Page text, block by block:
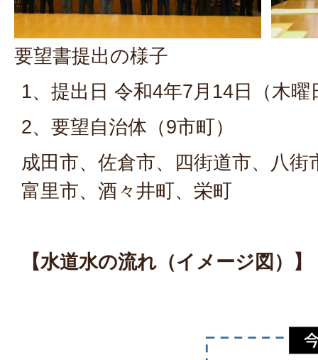
要望書提出の様子
1、提出日 令和4年7月14日（木
2、要望自治体（9市町）
成田市、佐倉市、四街道市、八街
富里市、酒々井町、栄町
【水道水の流れ（イメージ図）】